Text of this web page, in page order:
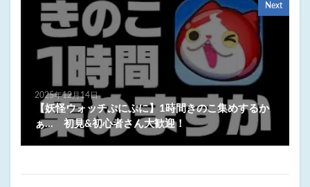
Next
2025年12月14日
【妖怪ウォッチぷにぷに】1時間きのこ集めするか
ぁ… 初見&初心者さん大歓迎！